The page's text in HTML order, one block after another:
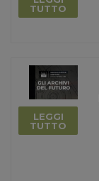
TUTTO
LEGGI
TUTTO